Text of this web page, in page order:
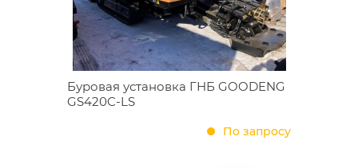
Буровая установка ГНБ GOODENG
GS420C-LS
По запросу